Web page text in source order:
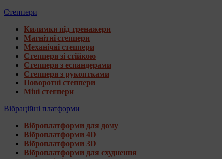
Степпери
Килимки під тренажери
Магнітні степпери
Механічні степпери
Степпери зі стійкою
Степпери з еспандерами
Степпери з рукоятками
Поворотні степпери
Міні степпери
Вібраційні платформи
Віброплатформи для дому
Віброплатформи 4D
Віброплатформи 3D
Віброплатформи для схуднення